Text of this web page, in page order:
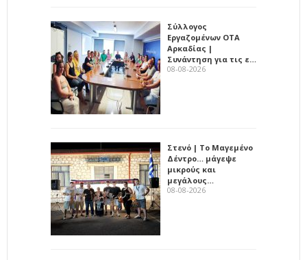
Σύλλογος
Εργαζομένων ΟΤΑ
Αρκαδίας |
Συνάντηση για τις ε…
08-08-2026
Στενό | Το Μαγεμένο
Δέντρο… μάγεψε
μικρούς και
μεγάλους…
08-08-2026